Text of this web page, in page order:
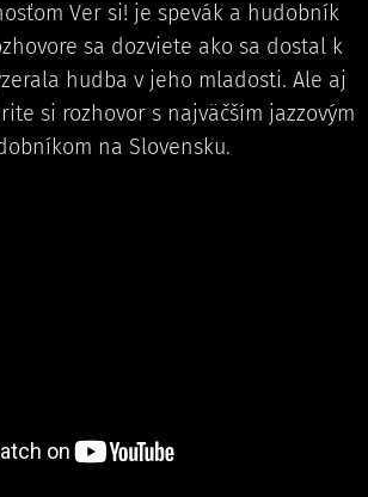
Ver si! je spevák a hudobník
sa dozviete ako sa dostal k
hudba v jeho mladosti. Ale aj
si rozhovor s najväčším jazzovým
na Slovensku.